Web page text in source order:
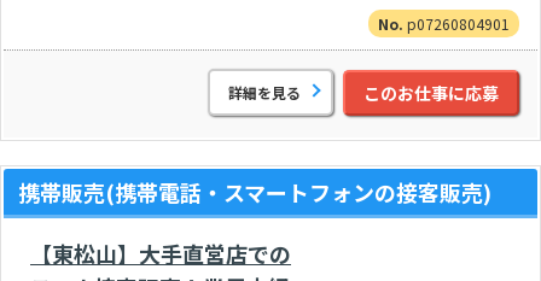
p07260804901
詳細を見る このお仕事に応募
携帯販売(携帯電話・スマートフォンの接客販売)
【東松山】大手直営店での